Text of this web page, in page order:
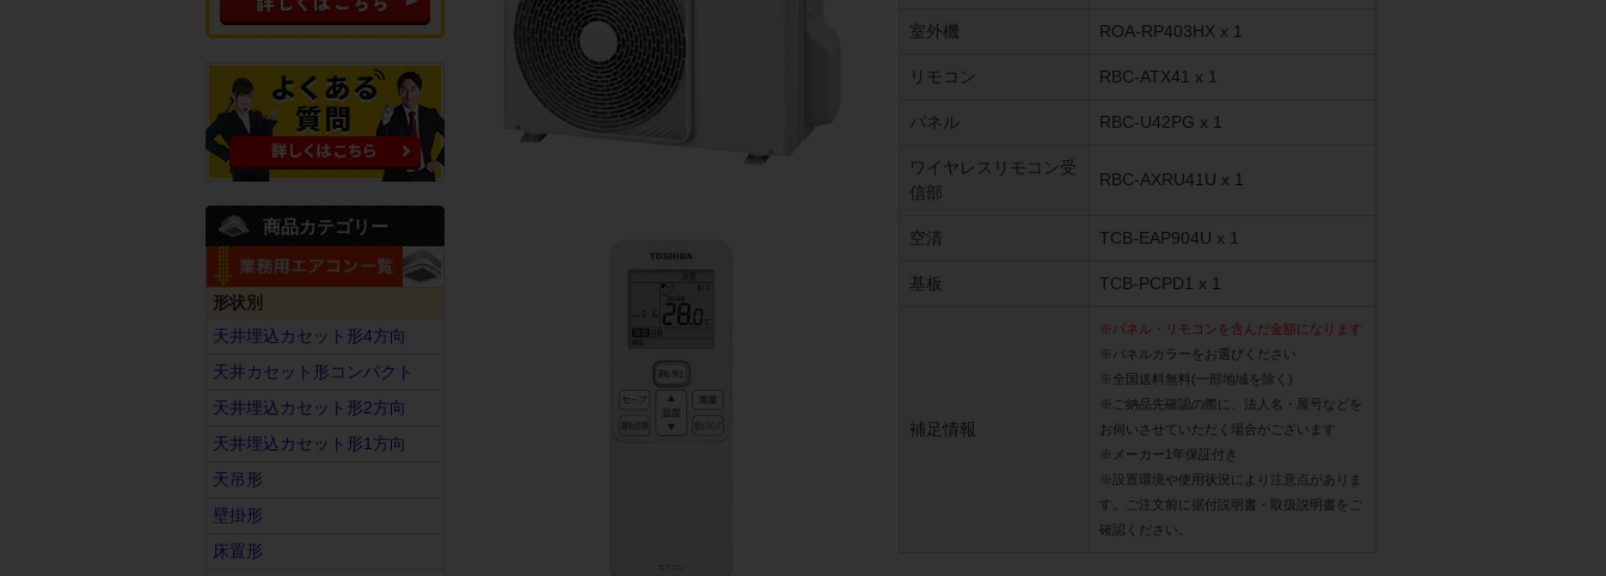
室外機 ROA-RP403HX x 1
リモコン RBC-ATX41 x 1
パネル RBC-U42PG x 1
ワイヤレスリモコン受
信部
RBC-AXRU41U x 1
空清 TCB-EAP904U x 1
基板 TCB-PCPD1 x 1
補足情報
※パネル・リモコンを含んだ金額になります
※パネルカラーをお選びください
※全国送料無料(一部地域を除く)
※ご納品先確認の際に、法人名・屋号などを
お伺いさせていただく場合がございます
※メーカー1年保証付き
※設置環境や使用状況により注意点がありま
す。ご注文前に据付説明書・取扱説明書をご
確認ください。
商品カテゴリー
形状別
天井埋込カセット形4方向
天井カセット形コンパクト
天井埋込カセット形2方向
天井埋込カセット形1方向
天吊形
壁掛形
床置形